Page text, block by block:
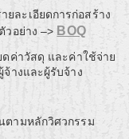
ละเอียดการก่อสร้าง
วอย่าง –> BOQ
ดค่าวัสดุ และค่าใช้จ่าย
างและผู้รับจ้าง
ตามหลักวิศวกรรม